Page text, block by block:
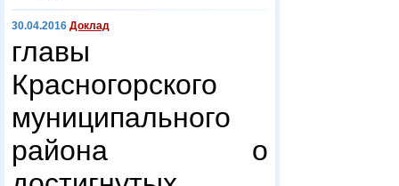
30.04.2016 Доклад
главы
Красногорского
муниципального
района о